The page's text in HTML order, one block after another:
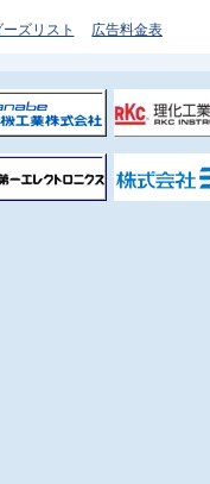
ズリスト 広告料金表